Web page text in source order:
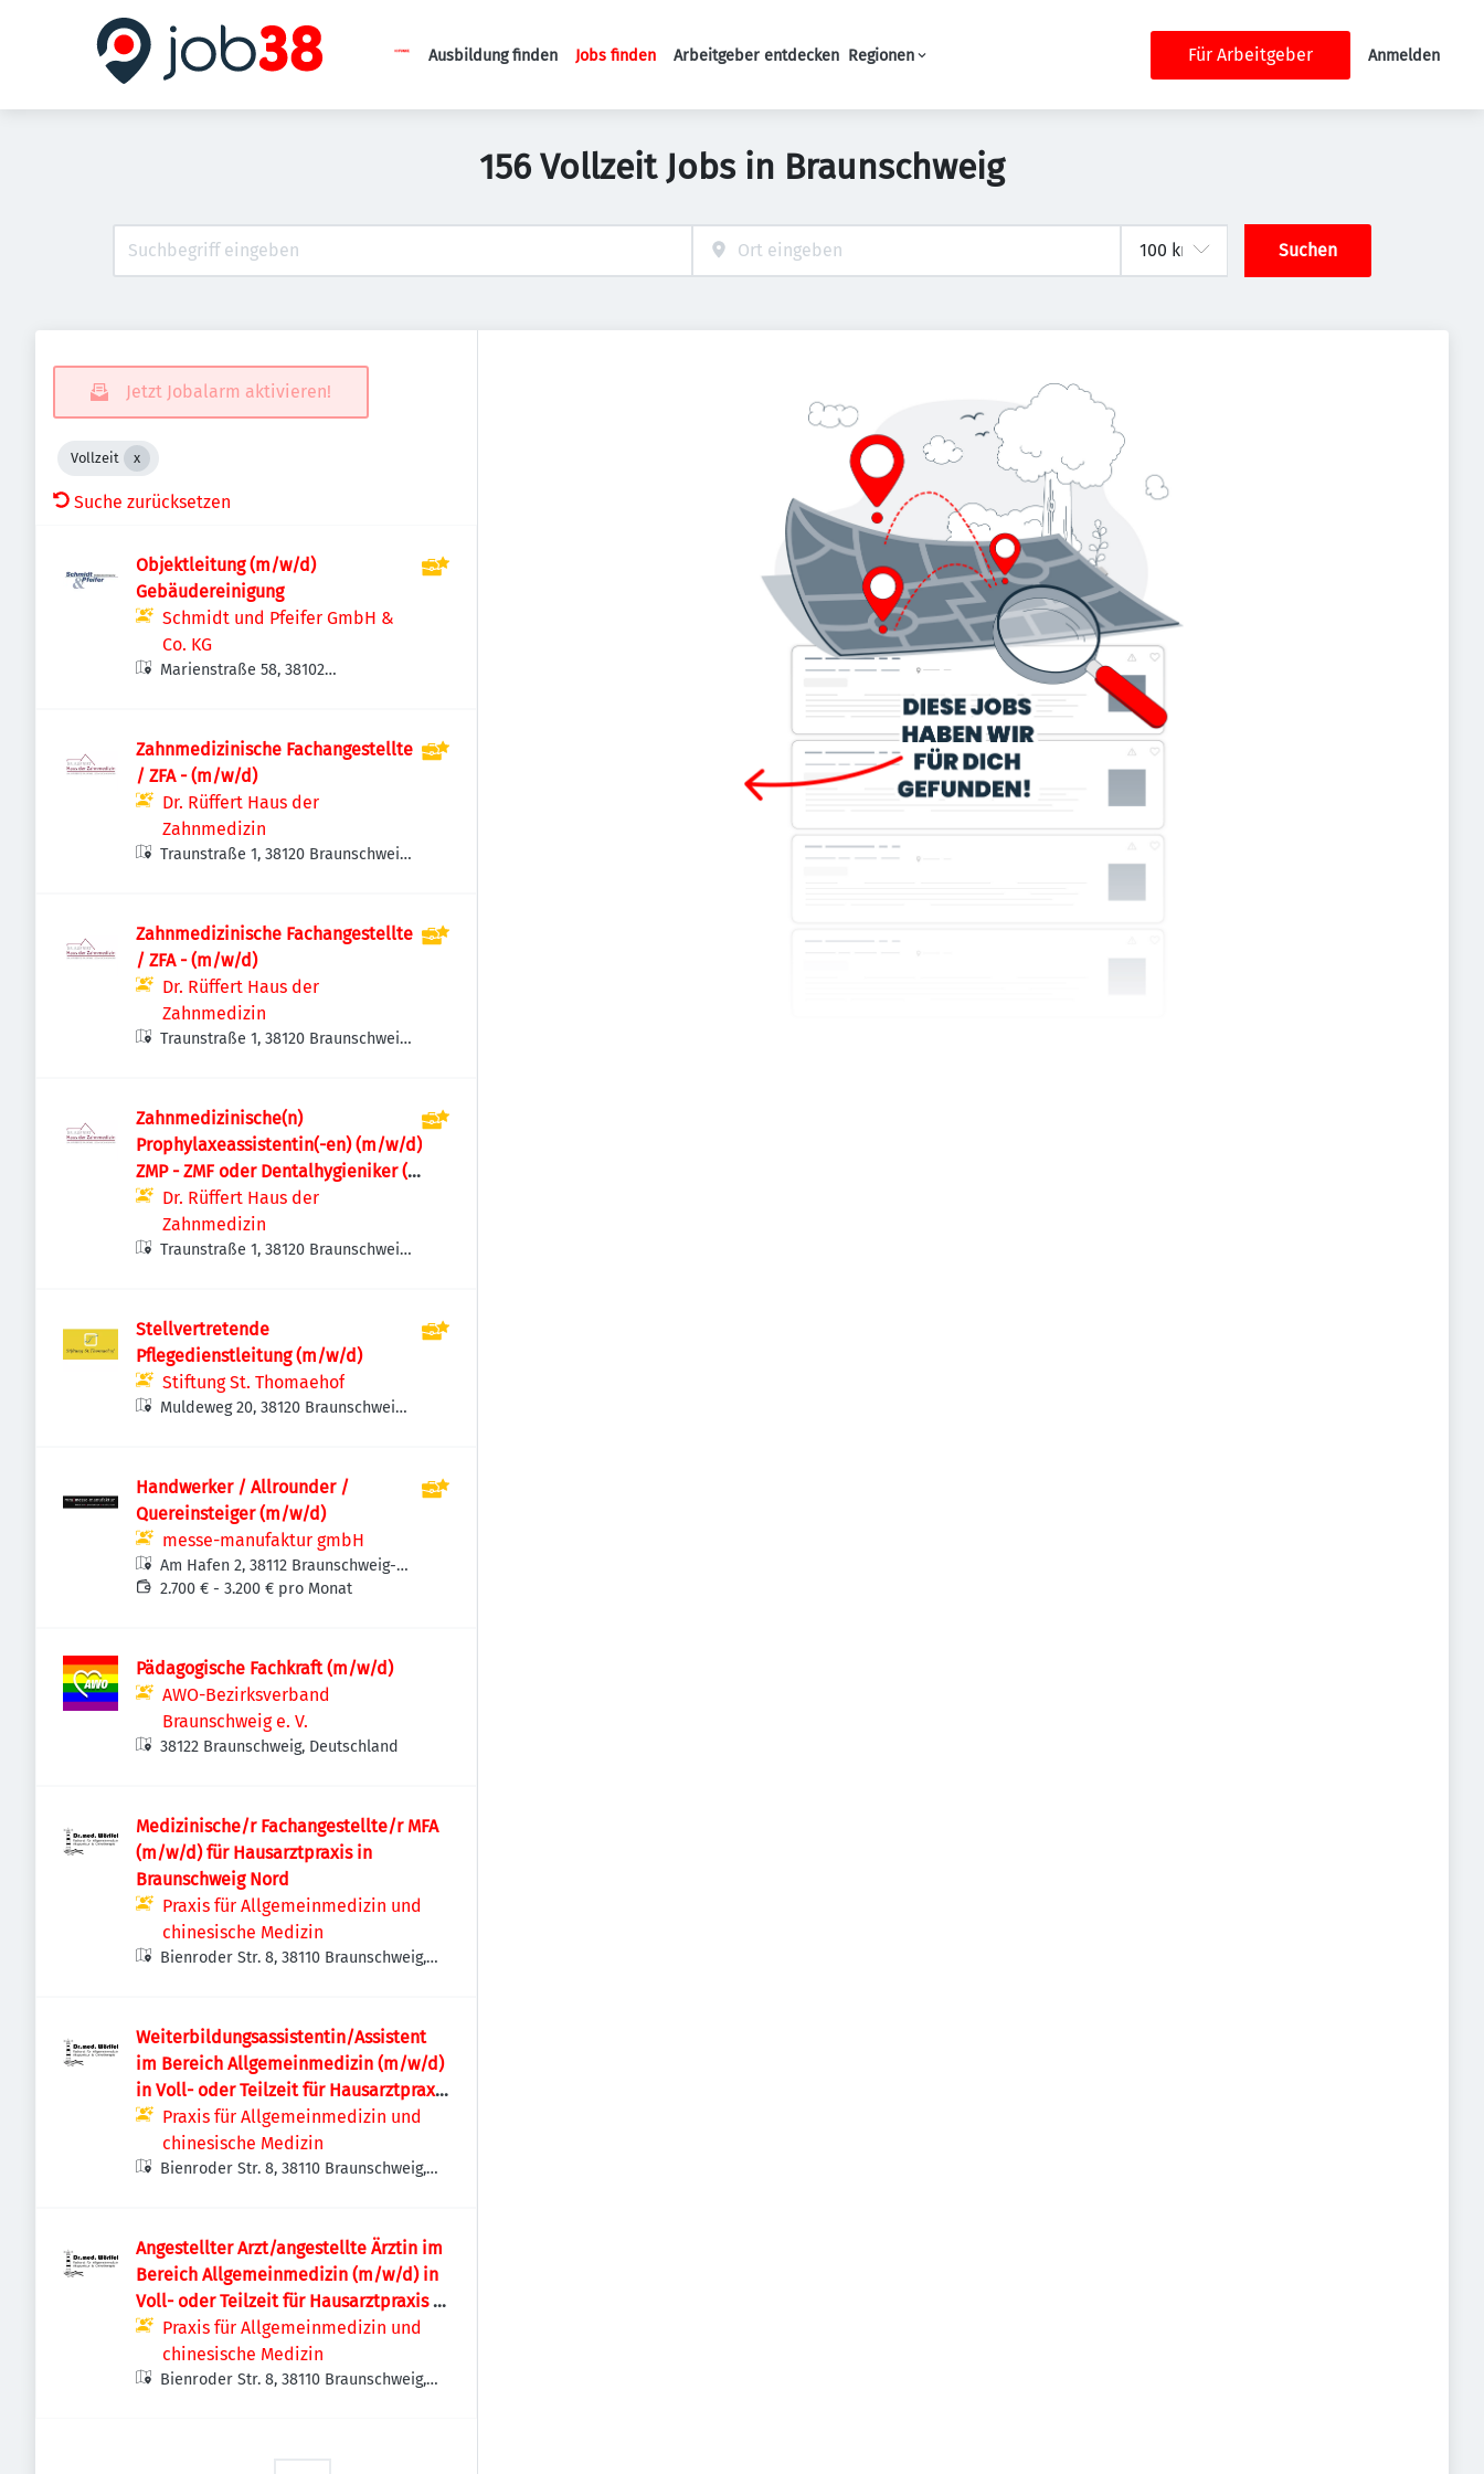
Haupt-Navigation
Ausbildung finden Jobs finden Arbeitgeber entdecken Regionen Für Arbeitgeber Anmelden
156 Vollzeit Jobs in Braunschweig
Suchen
Jetzt Jobalarm aktivieren!
Vollzeit
Suche zurücksetzen
Objektleitung (m/w/d)
Gebäudereinigung
Schmidt und Pfeifer GmbH &
Co. KG
Marienstraße 58, 38102
Zahnmedizinische Fachangestellte
/ ZFA - (m/w/d)
Dr. Rüffert Haus der
Zahnmedizin
Traunstraße 1, 38120 Braunschweig,
Zahnmedizinische Fachangestellte
/ ZFA - (m/w/d)
Dr. Rüffert Haus der
Zahnmedizin
Traunstraße 1, 38120 Braunschweig,
Zahnmedizinische(n)
Prophylaxeassistentin(-en) (m/w/d)
ZMP - ZMF oder Dentalhygieniker (-
in) DHDr. Rüffert Haus der
Zahnmedizin
Traunstraße 1, 38120 Braunschweig,
Stellvertretende
Pflegedienstleitung (m/w/d)
Stiftung St. Thomaehof
Muldeweg 20, 38120 Braunschweig,
Handwerker / Allrounder /
Quereinsteiger (m/w/d)
messe-manufaktur gmbH
Am Hafen 2, 38112 Braunschweig-
Veltenhof-Rühme, Deutschland
2.700 € - 3.200 € pro Monat
Pädagogische Fachkraft (m/w/d)
AWO-Bezirksverband
Braunschweig e. V.
38122 Braunschweig, Deutschland
Medizinische/r Fachangestellte/r MFA
(m/w/d) für Hausarztpraxis in
Braunschweig Nord
Praxis für Allgemeinmedizin und
chinesische Medizin
Bienroder Str. 8, 38110 Braunschweig,
Weiterbildungsassistentin/Assistent
im Bereich Allgemeinmedizin (m/w/d)
in Voll- oder Teilzeit für Hausarztpraxis
in Braunschweig Nord
Praxis für Allgemeinmedizin und
chinesische Medizin
Bienroder Str. 8, 38110 Braunschweig,
Angestellter Arzt/angestellte Ärztin im
Bereich Allgemeinmedizin (m/w/d) in
Voll- oder Teilzeit für Hausarztpraxis in
Braunschweig Nord
Praxis für Allgemeinmedizin und
chinesische Medizin
Bienroder Str. 8, 38110 Braunschweig,